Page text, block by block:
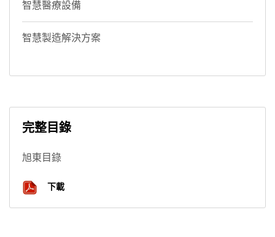
智慧醫療設備
智慧製造解決方案
完整目錄
旭東目錄
下載